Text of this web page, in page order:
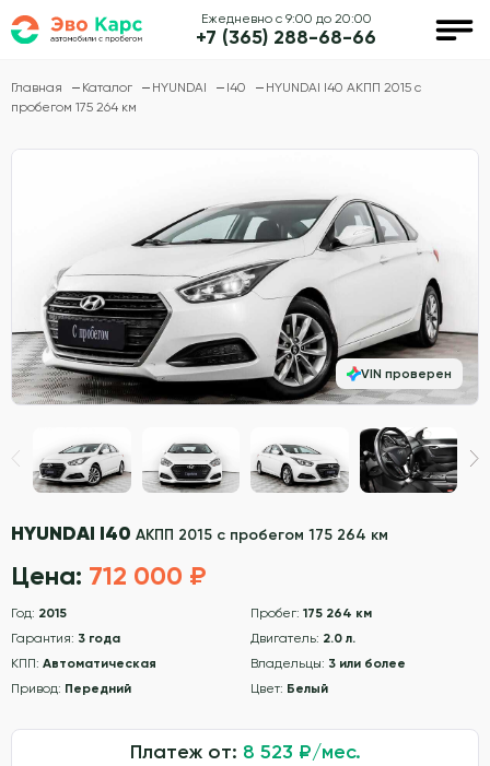
Ежедневно с 9:00 до 20:00
+7 (365) 288-68-66
Главная Каталог HYUNDAI I40
HYUNDAI I40 АКПП 2015 с
пробегом 175 264 км
HYUNDAI I40 АКПП 2015 с пробегом 175 264 км
Цена: 712 000 ₽
Год: 2015 Пробег: 175 264 км
Гарантия: 3 года Двигатель: 2.0 л.
КПП: Автоматическая Владельцы: 3 или более
Привод: Передний Цвет: Белый
Платеж от: 8 523 ₽/мес.
VIN проверен